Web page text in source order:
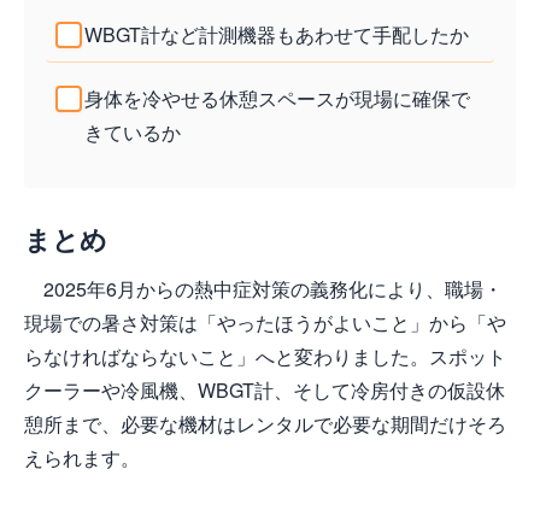
WBGT計など計測機器もあわせて手配したか
身体を冷やせる休憩スペースが現場に確保で
きているか
まとめ
2025年6月からの熱中症対策の義務化により、職場・
現場での暑さ対策は「やったほうがよいこと」から「や
らなければならないこと」へと変わりました。スポット
クーラーや冷風機、WBGT計、そして冷房付きの仮設休
憩所まで、必要な機材はレンタルで必要な期間だけそろ
えられます。